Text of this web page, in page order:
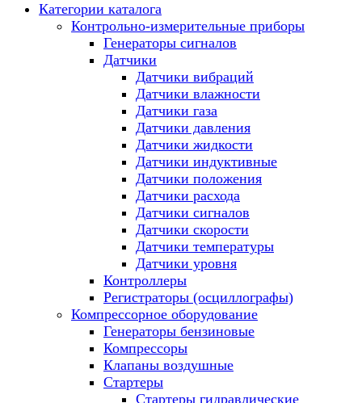
Категории каталога
Контрольно-измерительные приборы
Генераторы сигналов
Датчики
Датчики вибраций
Датчики влажности
Датчики газа
Датчики давления
Датчики жидкости
Датчики индуктивные
Датчики положения
Датчики расхода
Датчики сигналов
Датчики скорости
Датчики температуры
Датчики уровня
Контроллеры
Регистраторы (осциллографы)
Компрессорное оборудование
Генераторы бензиновые
Компрессоры
Клапаны воздушные
Стартеры
Стартеры гидравлические